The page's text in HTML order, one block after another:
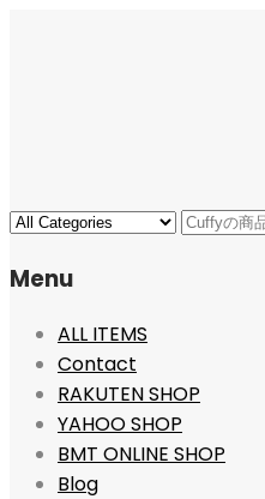
Menu
ALL ITEMS
Contact
RAKUTEN SHOP
YAHOO SHOP
BMT ONLINE SHOP
Blog